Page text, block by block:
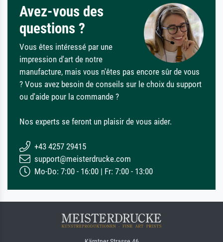
Avez-vous des
questions ?
Vous êtes intéressé par une
impression d'art de notre
manufacture, mais vous n'êtes pas encore sûr de vous
? Vous avez besoin de conseils sur le choix du support
ou d'aide pour la commande ?
Nos experts se feront un plaisir de vous aider.
+43 4257 29415
support@meisterdrucke.com
Mo-Do: 7:00 - 16:00 | Fr: 7:00 - 13:00